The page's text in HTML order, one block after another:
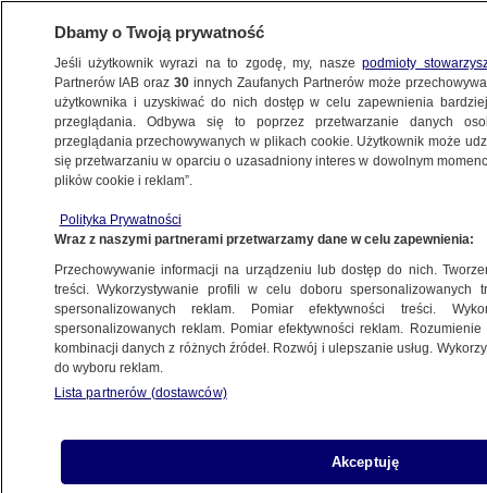
WARSZAWA
NAJNOWSZE
jezdni. Ratusz wydłuża weekendowy
deptak
2.06.2022, 06:35
Udostępnij
Dbamy o Twoją prywatność
Jeśli użytkownik wyrazi na to zgodę, my, naszepodmioty
Partnerów IAB oraz30 innych Zaufanych Partnerów może
użytkownika i uzyskiwać do nich dostęp w celu zapewnienia
przeglądania. Odbywa się to poprzez przetwarzanie danych
przeglądania przechowywanych w plikach cookie. Użytkownik może
się przetwarzaniu w oparciu o uzasadniony interes w dowolnym
plików cookie i reklam”.
Polityka Prywatności
Wraz z naszymi partnerami przetwarzamy dane w celu zapewnienia:
Przechowywanie informacji na urządzeniu lub dostęp do nich.
treści. Wykorzystywanie profili w celu doboru spersonalizowanych
spersonalizowanych reklam. Pomiar efektywności treści.
spersonalizowanych reklam. Pomiar efektywności reklam.
kombinacji danych z różnych źródeł. Rozwój i ulepszanie usług.
do wyboru reklam.
Lista partnerów (dostawców)
Akceptuję